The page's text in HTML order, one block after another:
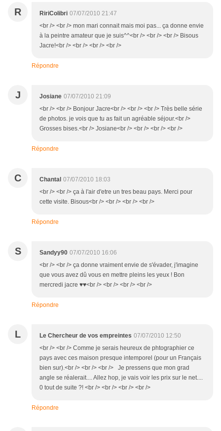
R RiriColibri 07/07/2010 21:47
<br /> <br /> mon mari connait mais moi pas... ça donne envie
à la peintre amateur que je suis^^<br /> <br /> <br /> Bisous
Jacre!<br /> <br /> <br /> <br />
Répondre
J Josiane 07/07/2010 21:09
<br /> <br /> Bonjour Jacre<br /> <br /> <br /> Très belle série
de photos. je vois que tu as fait un agréable séjour.<br />
Grosses bises.<br /> Josiane<br /> <br /> <br /> <br />
Répondre
C Chantal 07/07/2010 18:03
<br /> <br /> ça à l'air d'etre un tres beau pays. Merci pour
cette visite. Bisous<br /> <br /> <br /> <br />
Répondre
S Sandyy90 07/07/2010 16:06
<br /> <br /> ça donne vraiment envie de s'évader, j'imagine
que vous avez dû vous en mettre pleins les yeux ! Bon
mercredi jacre ♥♥<br /> <br /> <br /> <br />
Répondre
L Le Chercheur de vos empreintes 07/07/2010 12:50
<br /> <br /> Comme je serais heureux de phtographier ce
pays avec ces maison presque intemporel (pour un Français
bien sur).<br /> <br /> <br /> Je pressens que mon grad
angle se réalerait.... Allez hop, je vais voir les prix sur le net....
0 tout de suite ?! <br /> <br /> <br /> <br />
Répondre